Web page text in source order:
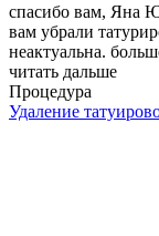
спасибо вам, Яна
вам убрали
неактуальна.
читать дальше
Процедура
Удаление